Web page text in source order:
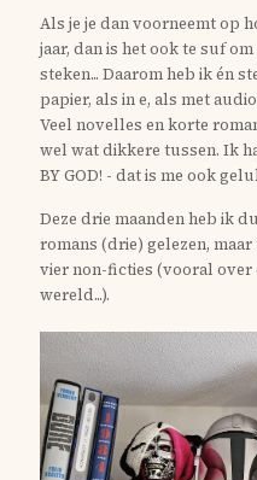
Als je je dan voorneemt op
jaar, dan is het ook te suf
steken... Daarom heb ik én
papier, als in e, als met
Veel novelles en korte
wel wat dikkere tussen. Ik
BY GOD! - dat is me ook
Deze drie maanden heb ik
romans (drie) gelezen,
vier non-ficties (vooral over
wereld...).